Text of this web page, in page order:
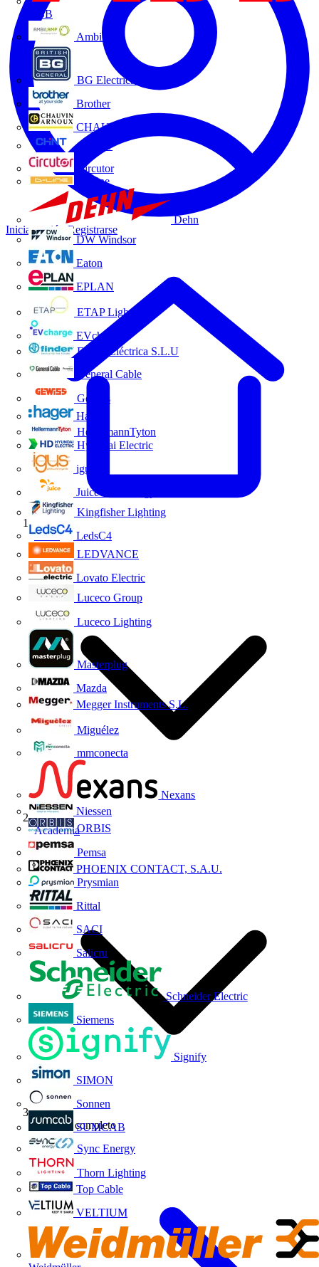
ABB
Ambilamp
BG Electrical
Brother
CHAUVIN ARNOUX
CHINT
Circutor
D-Line
Dehn
DW Windsor
Eaton
EPLAN
ETAP Lighting
EVcharge
Finder Eléctrica S.L.U
General Cable
Gewiss
Hager
HellermannTyton
Hyundai Electric
igus
Juice Technology
Kingfisher Lighting
LedsC4
LEDVANCE
Lovato Electric
Luceco Group
Luceco Lighting
Masterplug
Mazda
Megger Instruments S.L.
Miguélez
mmconecta
Nexans
Niessen
ORBIS
Pemsa
PHOENIX CONTACT, S.A.U.
Prysmian
Rittal
SACI
Salicru
Schneider Electric
Siemens
Signify
SIMON
Sonnen
SUMCAB
Sync Energy
Thorn Lighting
Top Cable
VELTIUM
Iniciar sesión Registrarse
Inicio
Academia
Webinar completo